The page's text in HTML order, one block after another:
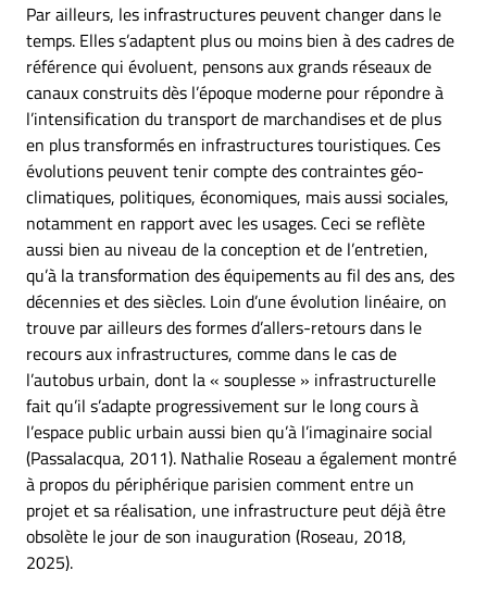
Par ailleurs, les infrastructures peuvent changer dans le
temps. Elles s’adaptent plus ou moins bien à des cadres de
référence qui évoluent, pensons aux grands réseaux de
canaux construits dès l’époque moderne pour répondre à
l’intensification du transport de marchandises et de plus
en plus transformés en infrastructures touristiques. Ces
évolutions peuvent tenir compte des contraintes géo-
climatiques, politiques, économiques, mais aussi sociales,
notamment en rapport avec les usages. Ceci se reflète
aussi bien au niveau de la conception et de l’entretien,
qu’à la transformation des équipements au fil des ans, des
décennies et des siècles. Loin d’une évolution linéaire, on
trouve par ailleurs des formes d’allers-retours dans le
recours aux infrastructures, comme dans le cas de
l’autobus urbain, dont la « souplesse » infrastructurelle
fait qu’il s’adapte progressivement sur le long cours à
l’espace public urbain aussi bien qu’à l’imaginaire social
(Passalacqua, 2011). Nathalie Roseau a également montré
à propos du périphérique parisien comment entre un
projet et sa réalisation, une infrastructure peut déjà être
obsolète le jour de son inauguration (Roseau, 2018,
2025).